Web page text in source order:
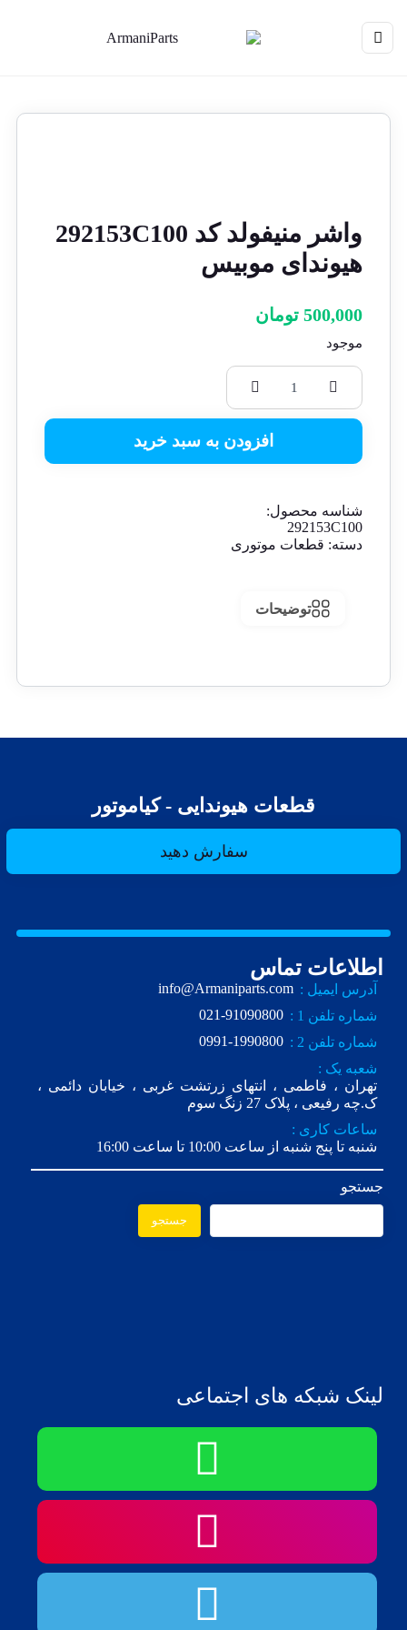
واشر منیفولد کد 292153C100
هیوندای موبیس
500,000 تومان
موجود
افزودن به سبد خرید
شناسه محصول:
292153C100
دسته: قطعات موتوری
توضیحات
قطعات هیوندایی - کیاموتور
سفارش دهید
اطلاعات تماس
آدرس ایمیل : info@Armaniparts.com
شماره تلفن 1 :
021-91090800
شماره تلفن 2 :
0991-1990800
شعبه یک :
تهران ، فاطمی ، انتهای زرتشت غربی ، خیابان دائمی ،
ک.چه رفیعی ، پلاک 27 زنگ سوم
ساعات کاری :
شنبه تا پنج شنبه از ساعت 10:00 تا ساعت 16:00
جستجو
جستجو
لینک شبکه های اجتماعی